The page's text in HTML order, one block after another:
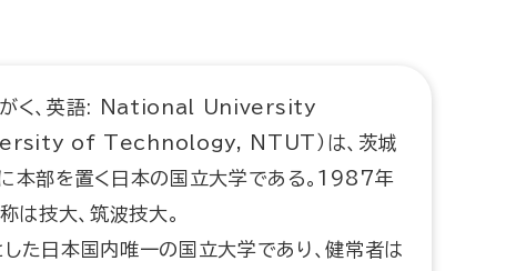
がく、英語: National University
of Technology, NTUT）は、茨城
本部を置く日本の国立大学である。1987年
技大、筑波技大。
た日本国内唯一の国立大学であり、健常者は